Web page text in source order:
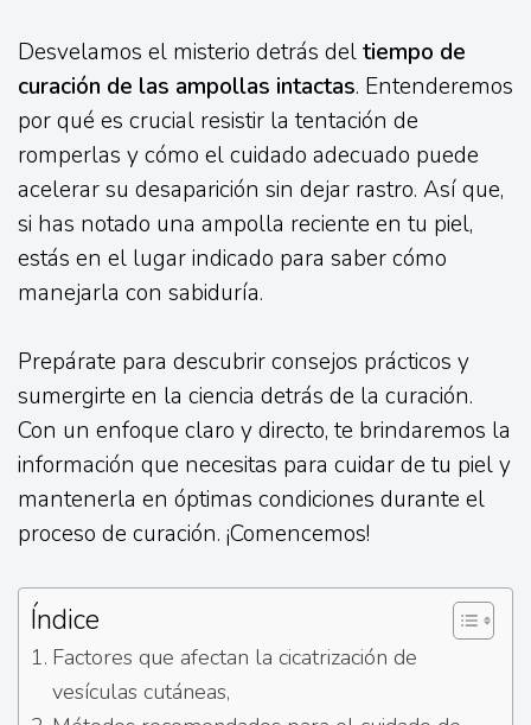
Desvelamos el misterio detrás deltiempo de
curación de las ampollas intactas. Entenderemos
por qué es crucial resistir la tentación de
romperlas y cómo el cuidado adecuado puede
acelerar su desaparición sin dejar rastro. Así que,
si has notado una ampolla reciente en tu piel,
estás en el lugar indicado para saber cómo
manejarla con sabiduría.
Prepárate para descubrir consejos prácticos y
sumergirte en la ciencia detrás de la curación.
Con un enfoque claro y directo, te brindaremos la
información que necesitas para cuidar de tu piel y
mantenerla en óptimas condiciones durante el
proceso de curación. ¡Comencemos!
Índice
Factores que afectan la cicatrización de
vesículas cutáneas,